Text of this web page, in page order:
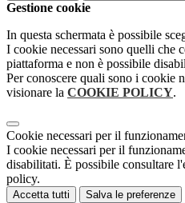
Gestione cookie
In questa schermata è possibile
I cookie necessari sono quelli che
piattaforma e non è possibile
Per conoscere quali sono i cookie
visionare la COOKIE POLICY.
Cookie necessari per il
I cookie necessari per il
disabilitati. È possibile consultare
policy.
Accetta tutti Salva le preferenze